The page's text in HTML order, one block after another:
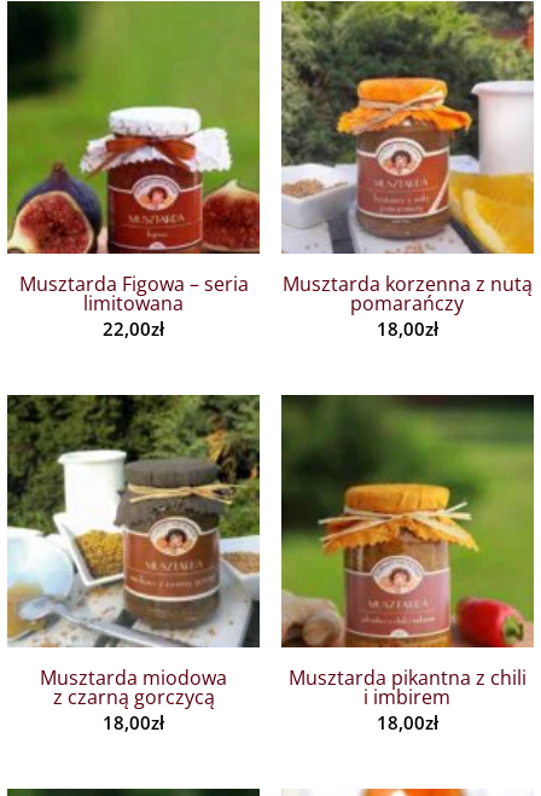
Musztarda Figowa – seria
limitowana
22,00zł
Musztarda korzenna z nutą
pomarańczy
18,00zł
Musztarda miodowa
z czarną gorczycą
18,00zł
Musztarda pikantna z chili
i imbirem
18,00zł